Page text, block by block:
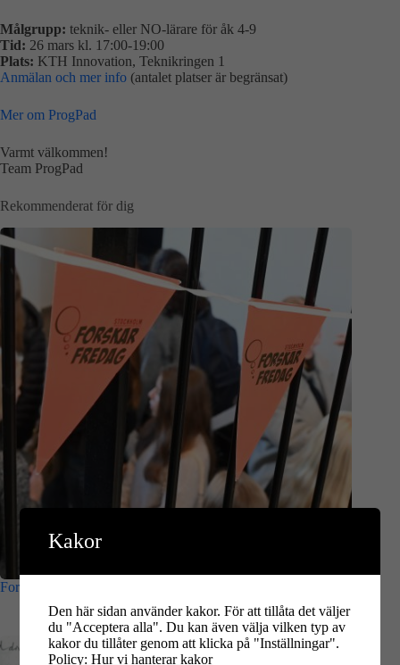
Målgrupp: teknik- eller NO-lärare för åk 4-9
Tid: 26 mars kl. 17:00-19:00
Plats: KTH Innovation, Teknikringen 1
Anmälan och mer info (antalet platser är begränsat)
Mer om ProgPad
Varmt välkommen!
Team ProgPad
Rekommenderat för dig
ForskarFredag 25 september – save the date
Kakor
Den här sidan använder kakor. För att tillåta det väljer
du "Acceptera alla". Du kan även välja vilken typ av
kakor du tillåter genom att klicka på "Inställningar".
Policy: Hur vi hanterar kakor